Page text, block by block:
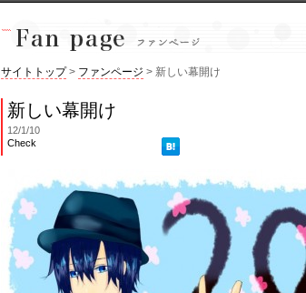
サイトトップ> ファンページ > 新しい幕開け
新しい幕開け
12/1/10
Check